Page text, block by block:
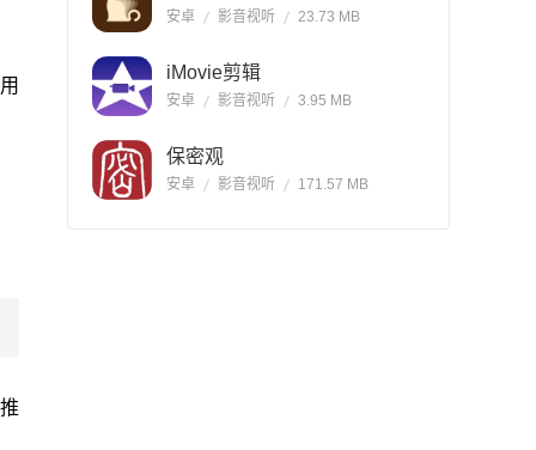
安卓 影音视听 23.73 MB
iMovie剪辑
安卓 影音视听 3.95 MB
保密观
安卓 影音视听 171.57 MB